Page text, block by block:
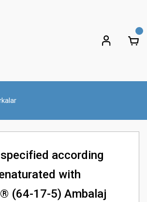
according
with
(64-17-5) Ambalaj